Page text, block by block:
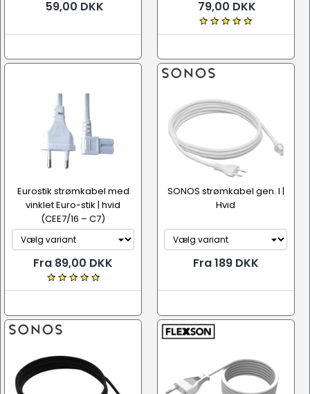
59,00 DKK 79,00 DKK
Eurostik strømkabel med
vinklet Euro-stik | hvid
(CEE7/16 – C7)
Fra 89,00 DKK
SONOS strømkabel gen. I |
Hvid
Fra 189 DKK